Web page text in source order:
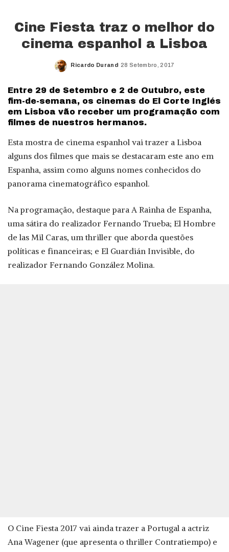
Cine Fiesta traz o melhor do
cinema espanhol a Lisboa
Posted
Ricardo Durand 28 Setembro, 2017
Entre 29 de Setembro e 2 de Outubro, este
fim-de-semana, os cinemas do El Corte Inglés
em Lisboa vão receber um programação com
filmes de nuestros hermanos.
Esta mostra de cinema espanhol vai trazer a Lisboa
alguns dos filmes que mais se destacaram este ano em
Espanha, assim como alguns nomes conhecidos do
panorama cinematográfico espanhol.
Na programação, destaque para A Rainha de Espanha,
uma sátira do realizador Fernando Trueba; El Hombre
de las Mil Caras, um thriller que aborda questões
políticas e financeiras; e El Guardián Invisible, do
realizador Fernando González Molina.
O Cine Fiesta 2017 vai ainda trazer a Portugal a actriz
Ana Wagener (que apresenta o thriller Contratiempo) e